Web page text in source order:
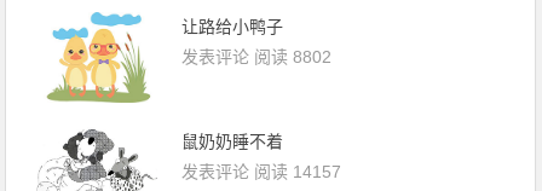
让路给小鸭子
发表评论 阅读 8802
鼠奶奶睡不着
发表评论 阅读 14157